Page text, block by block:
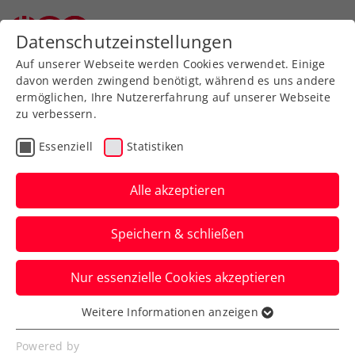
Zurück zur Newsübersicht
Turniere
Maria Lanzendorf Open:
Rabl beim Comeback-
Turnier mit Chance aufs
Double
Die ÖTV-Vertragsspielerin steht beim ITF-
Jugendturnier im Einzel und Doppel im
Endspiel.
Datenschutzeinstellungen
Auf unserer Webseite werden Cookies verwendet. Einige
davon werden zwingend benötigt, während es uns andere
ermöglichen, Ihre Nutzererfahrung auf unserer Webseite
zu verbessern.
Essenziell Statistiken
Alle akzeptieren
Speichern & schließen
Nur essenzielle Cookies akzeptieren
Essenziell
Essenzielle Cookies werden für grundlegende
Weitere Informationen anzeigen
Powered by